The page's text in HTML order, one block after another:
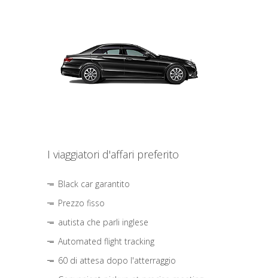
I viaggiatori d'affari preferito
Black car garantito
Prezzo fisso
autista che parli inglese
Automated flight tracking
60 di attesa dopo l'atterraggio